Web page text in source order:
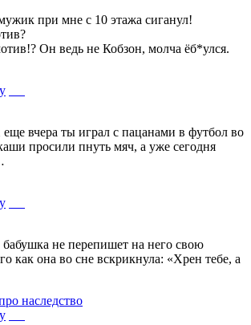
при мне с 10 этажа сиганул!
Он ведь не Кобзон, молча ёб*улся.
еще вчера ты играл с пацанами в футбол во
просили пнуть мяч, а уже сегодня
не перепишет на него свою
как она во сне вскрикнула: «Хрен тебе, а
наследство